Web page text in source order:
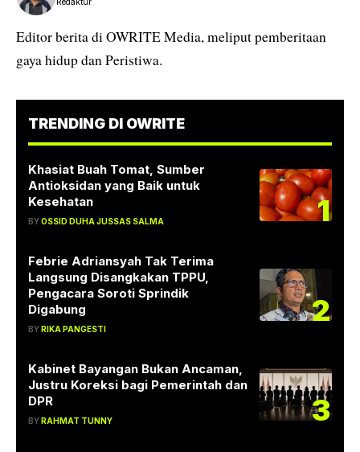
Editor berita di OWRITE Media, meliput pemberitaan
gaya hidup dan Peristiwa.
TRENDING DI OWRITE
Khasiat Buah Tomat, Sumber
Antioksidan yang Baik untuk
Kesehatan
BYOSSID DUHA JUSSAS SALMA 1
Febrie Adriansyah Tak Terima
Langsung Disangkakan TPPU,
Pengacara Soroti Sprindik
Digabung
BY RIKA PANGESTI
2
Kabinet Bayangan Bukan Ancaman,
Justru Koreksi bagi Pemerintah dan
DPR
BY RAHMAT TUNNY 3